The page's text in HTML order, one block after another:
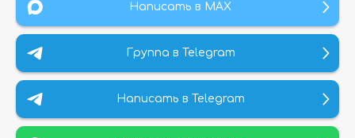
Написать в MAX
Группа в Telegram
Написать в Telegram